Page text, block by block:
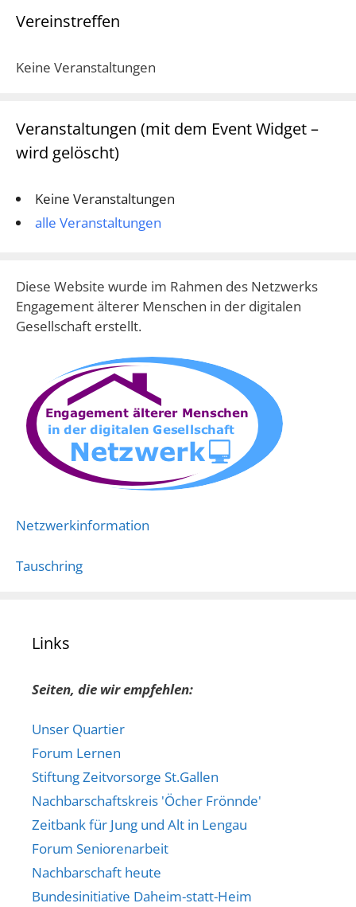
Vereinstreffen
Keine Veranstaltungen
Veranstaltungen (mit dem Event Widget –
wird gelöscht)
Keine Veranstaltungen
alle Veranstaltungen
Diese Website wurde im Rahmen des Netzwerks
Engagement älterer Menschen in der digitalen
Gesellschaft erstellt.
Netzwerkinformation
Tauschring
Links
Seiten, die wir empfehlen:
Unser Quartier
Forum Lernen
Stiftung Zeitvorsorge St.Gallen
Nachbarschaftskreis 'Öcher Frönnde'
Zeitbank für Jung und Alt in Lengau
Forum Seniorenarbeit
Nachbarschaft heute
Bundesinitiative Daheim-statt-Heim